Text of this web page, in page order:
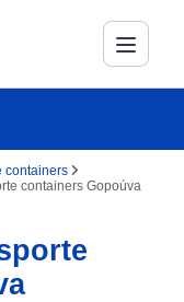
containers
containers Gopoúva